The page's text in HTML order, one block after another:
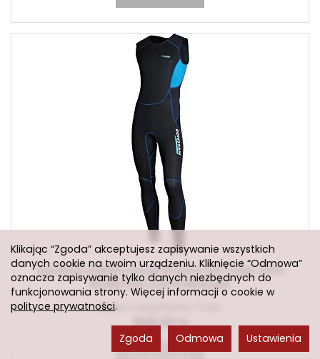
Spodnie pianka neoprenowa XXL Long John
RONSTAN CL270 Skiffsuit
Sklep stacjonarny: 0 szt.
906,00 zł
Klikając “Zgoda” akceptujesz zapisywanie wszystkich
danych cookie na twoim urządzeniu. Kliknięcie “Odmowa”
oznacza zapisywanie tylko danych niezbędnych do
funkcjonowania strony. Więcej informacji o cookie w
polityce prywatności.
Ustawienia
Odmowa
Zgoda